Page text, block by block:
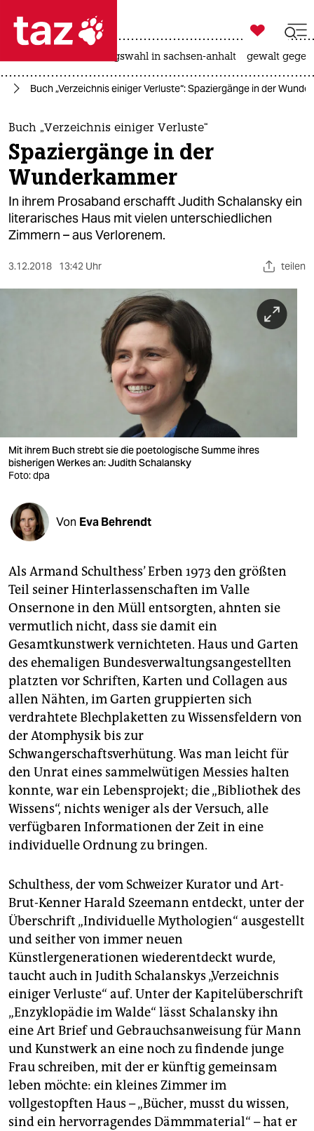
 taz zahl ich
taz zahl ich
themen
politik
öko
gesellschaft
sport
verlag
veranstaltungen
fragen & hilfe
abo
genossenschaft
epaper login

taz zahl ich
landtagswahl in sachsen-anhalt gewalt
Buch „Verzeichnis einiger Verluste“: Spaziergänge in der
Buch „Verzeichnis einiger Verluste“
Spaziergänge in der
Wunderkammer
In ihrem Prosaband erschafft Judith Schalansky ein
literarisches Haus mit vielen unterschiedlichen
Zimmern – aus Verlorenem.
3.12.2018 13:42 Uhr teilen
Mit ihrem Buch strebt sie die poetologische Summe ihres
bisherigen Werkes an: Judith Schalansky
Foto: dpa
Von Eva Behrendt
Als Armand Schulthess’ Erben 1973 den größten
Teil seiner Hinterlassenschaften im Valle
Onsernone in den Müll entsorgten, ahnten sie
vermutlich nicht, dass sie damit ein
Gesamtkunstwerk vernichteten. Haus und Garten
des ehemaligen Bundesverwaltungsangestellten
platzten vor Schriften, Karten und Collagen aus
allen Nähten, im Garten gruppierten sich
verdrahtete Blechplaketten zu Wissensfeldern von
der Atomphysik bis zur
Schwangerschaftsverhütung. Was man leicht für
den Unrat eines sammelwütigen Messies halten
konnte, war ein Lebensprojekt; die „Bibliothek des
Wissens“, nichts weniger als der Versuch, alle
verfügbaren Informationen der Zeit in eine
individuelle Ordnung zu bringen.
Schulthess, der vom Schweizer Kurator und Art-
Brut-Kenner Harald Szeemann entdeckt, unter der
Überschrift „Individuelle Mythologien“ ausgestellt
und seither von immer neuen
Künstlergenerationen wiederentdeckt wurde,
taucht auch in Judith Schalanskys „Verzeichnis
einiger Verluste“ auf. Unter der Kapitelüberschrift
„Enzyklopädie im Walde“ lässt Schalansky ihn
eine Art Brief und Gebrauchsanweisung für Mann
und Kunstwerk an eine noch zu findende junge
Frau schreiben, mit der er künftig gemeinsam
leben möchte: ein kleines Zimmer im
vollgestopften Haus – „Bücher, musst du wissen,
sind ein hervorragendes Dämmmaterial“ – hat er